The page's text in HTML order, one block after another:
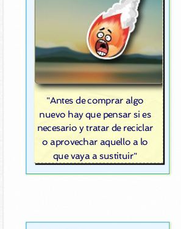
"Antes de comprar algo
nuevo hay que pensar si es
necesario y tratar de reciclar
o aprovechar aquello a lo
que vaya a sustituir"